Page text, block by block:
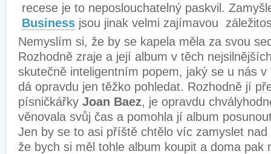
recese je to neposlouchatelný paskvil.
Business jsou jinak velmi zajímavou
Nemyslím si, že by se kapela měla za svou
Rozhodně zraje a její album v těch
skutečně inteligentním popem, jaký se u nás v
dá opravdu jen těžko pohledat. Rozhodně jí
písničkářky Joan Baez, je opravdu
věnovala svůj čas a pomohla jí album
Jen by se to asi příště chtělo víc zamyslet
že bych si měl tohle album koupit a doma pak